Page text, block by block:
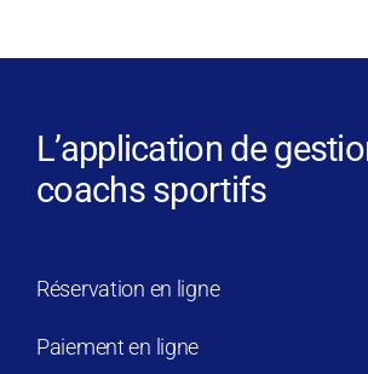
L’application de
coachs sportifs
Réservation en ligne
Paiement en ligne